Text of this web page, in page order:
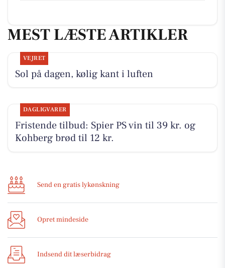
MEST LÆSTE ARTIKLER
VEJRET
Sol på dagen, kølig kant i luften
DAGLIGVARER
Fristende tilbud: Spier PS vin til 39 kr. og
Kohberg brød til 12 kr.
Send en gratis lykønskning
Opret mindeside
Indsend dit læserbidrag